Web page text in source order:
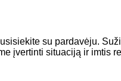
su pardavėju.
įvertinti situaciją ir imtis